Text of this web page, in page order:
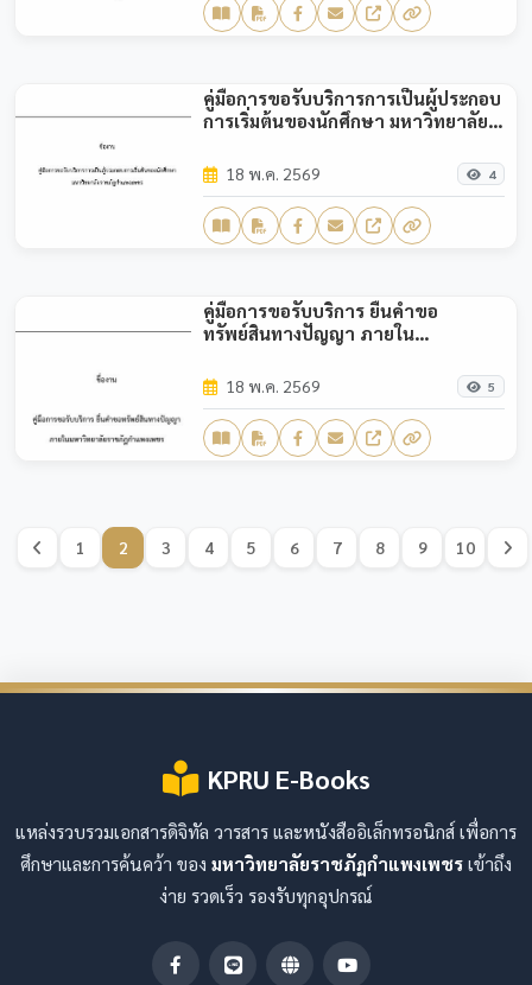
คู่มือการขอรับบริการการเป็นผู้ประกอบ
การเริ่มต้นของนักศึกษา มหาวิทยาลัย
18 พ.ค. 2569 4
คู่มือการขอรับบริการ ยื่นคำขอ
ทรัพย์สินทางปัญญา ภายใน
18 พ.ค. 2569 5
1 2 3 4 5 6 7 8 9 10
KPRU E-Books
แหล่งรวบรวมเอกสารดิจิทัล วารสาร และหนังสืออิเล็กทรอนิกส์ เพื่อการ
ศึกษาและการค้นคว้า ของ มหาวิทยาลัยราชภัฏกำแพงเพชร เข้าถึง
ง่าย รวดเร็ว รองรับทุกอุปกรณ์